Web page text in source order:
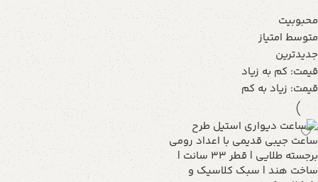
محبوبیت
متوسط امتیاز
جدیدترین
قیمت: کم به زیاد
قیمت: زیاد به کم